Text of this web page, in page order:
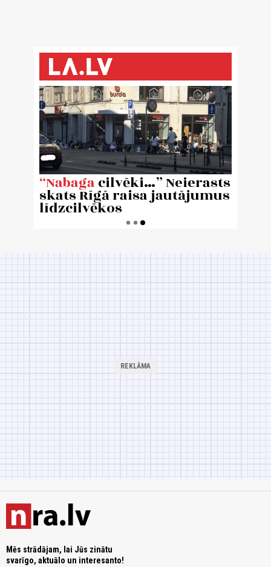
Mēs strādājam, lai Jūs zinātu
svarīgo, aktuālo un interesanto!